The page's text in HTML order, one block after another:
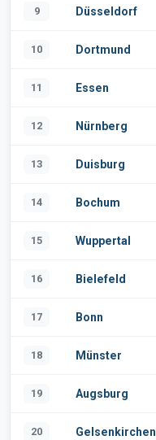
9 Düsseldorf
10 Dortmund
11 Essen
12 Nürnberg
13 Duisburg
14 Bochum
15 Wuppertal
16 Bielefeld
17 Bonn
18 Münster
19 Augsburg
20 Gelsenkirchen